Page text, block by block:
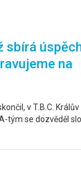
sbírá
na
v T.B.C. Králův
tým se dozvěděl